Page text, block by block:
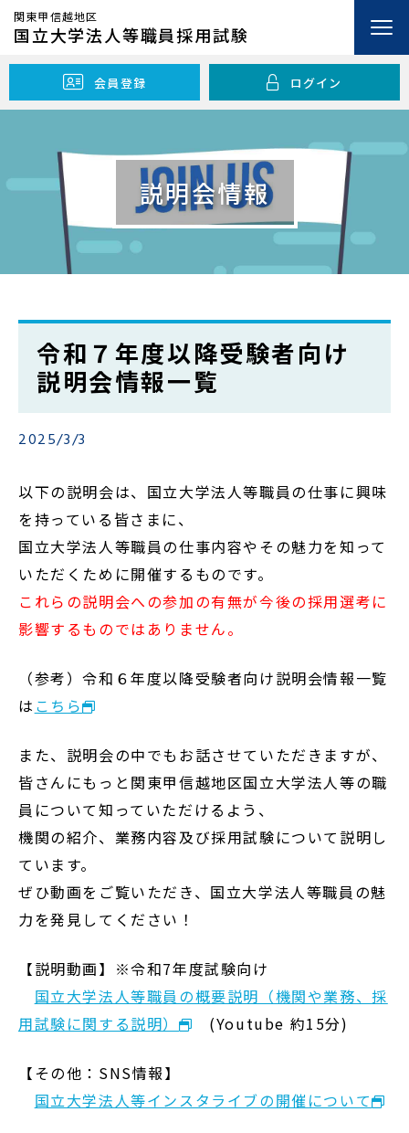
関東甲信越地区
国立大学法人等職員採用試験
会員登録 ログイン
閉
仕事案内
採用試験情報
採用試験関係
ダウンロード
お問い合わせ
若者雇用促進法に基づく情報提供
個人情報の取扱いについて
説明会情報
令和７年度以降受験者向け
説明会情報一覧
2025/3/3
以下の説明会は、国立大学法人等職員の仕事に興味
を持っている皆さまに、
国立大学法人等職員の仕事内容やその魅力を知って
いただくために開催するものです。
これらの説明会への参加の有無が今後の採用選考に
影響するものではありません。
（参考）令和６年度以降受験者向け説明会情報一覧
は こちら
また、説明会の中でもお話させていただきますが、
皆さんにもっと関東甲信越地区国立大学法人等の職
員について知っていただけるよう、
機関の紹介、業務内容及び採用試験について説明し
ています。
ぜひ動画をご覧いただき、国立大学法人等職員の魅
力を発見してください！
【説明動画】※令和7年度試験向け
国立大学法人等職員の概要説明（機関や業務、採
用試験に関する説明）
(Youtube 約15分)
【その他：SNS情報】
国立大学法人等インスタライブの開催について